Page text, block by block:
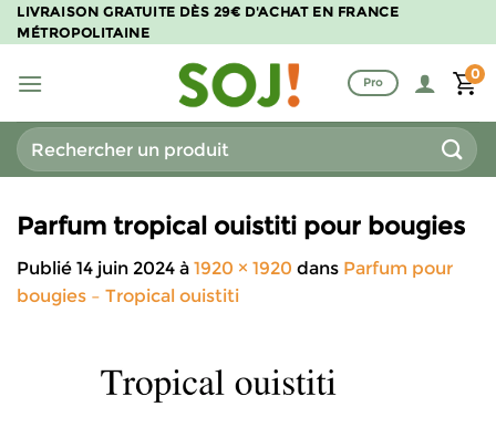
Passer
au
LIVRAISON GRATUITE DÈS 29€ D'ACHAT EN FRANCE
MÉTROPOLITAINE
Pro
0
Recherche
pour :
Parfum tropical ouistiti pour bougies
Publié 14 juin 2024 à 1920 × 1920 dans Parfum pour
bougies – Tropical ouistiti